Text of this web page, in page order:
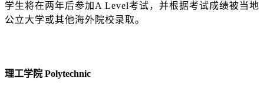
学生将在两年后参加 A Level考试，并根据考试成绩被当地
公立大学或其他海外院校录取。
理工学院 Polytechnic